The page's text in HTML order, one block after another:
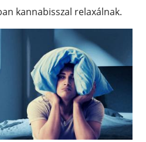
kannabisszal relaxálnak.